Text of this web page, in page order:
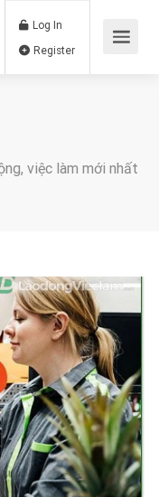
Log In
việc làm mới nhất